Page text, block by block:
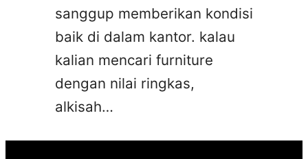
sanggup memberikan kondisi
baik di dalam kantor. kalau
kalian mencari furniture
dengan nilai ringkas,
alkisah…